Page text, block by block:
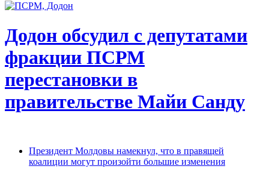
Додон обсудил с депутатами
фракции ПСРМ
перестановки в
правительстве Майи Санду
Президент Молдовы намекнул, что в правящей
коалиции могут произойти большие изменения